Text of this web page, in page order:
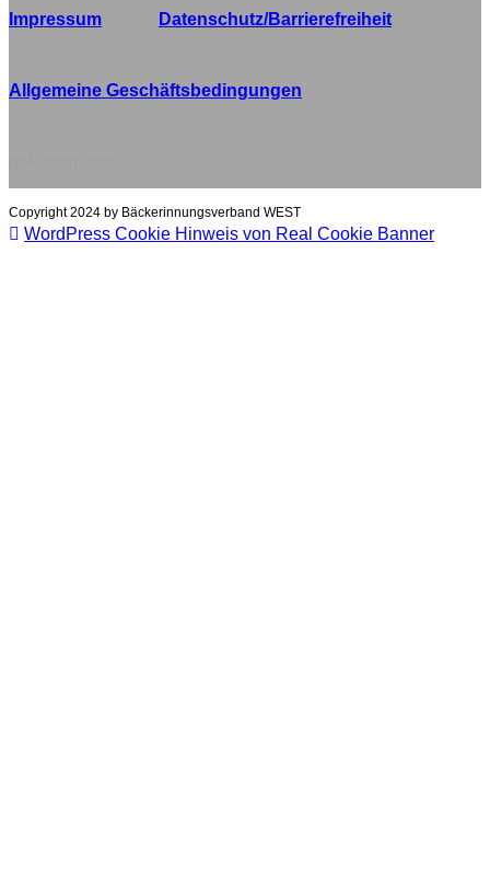
Impressum Datenschutz/Barrierefreiheit
Allgemeine Geschäftsbedingungen
Copyright 2024 by Bäckerinnungsverband WEST
WordPress Cookie Hinweis von Real Cookie Banner